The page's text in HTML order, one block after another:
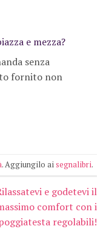
e mezza?
senza
fornito non
. Aggiungilo aisegnalibri.
e godetevi il
comfort con i
regolabili!